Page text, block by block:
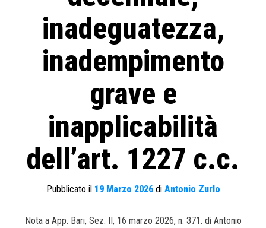
inadeguatezza,
inadempimento
grave e
inapplicabilità
dell’art. 1227 c.c.
Pubblicato il 19 Marzo 2026di Antonio Zurlo
Nota a App. Bari, Sez. II, 16 marzo 2026, n. 371. di Antonio